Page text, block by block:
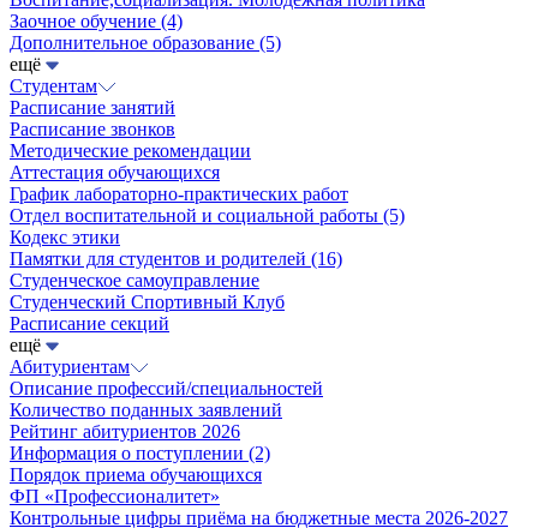
Заочное обучение (4)
Дополнительное образование (5)
ещё
Студентам
Расписание занятий
Расписание звонков
Методические рекомендации
Аттестация обучающихся
График лабораторно-практических работ
Отдел воспитательной и социальной работы (5)
Кодекс этики
Памятки для студентов и родителей (16)
Студенческое самоуправление
Студенческий Спортивный Клуб
Расписание секций
ещё
Абитуриентам
Описание профессий/специальностей
Количество поданных заявлений
Рейтинг абитуриентов 2026
Информация о поступлении (2)
Порядок приема обучающихся
ФП «Профессионалитет»
Контрольные цифры приёма на бюджетные места 2026-2027